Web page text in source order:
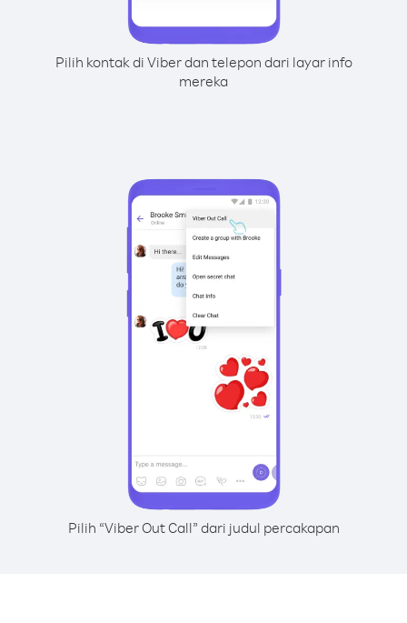
Pilih kontak di Viber dan telepon dari layar info
mereka
Pilih “Viber Out Call” dari judul percakapan